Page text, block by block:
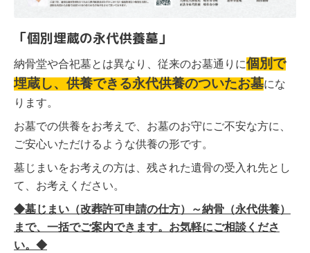
「個別埋蔵の永代供養墓」
納骨堂や合祀墓とは異なり、従来のお墓通りに個別で
埋蔵し、供養できる永代供養のついたお墓にな
ります。
お墓での供養をお考えで、お墓のお守にご不安な方に、
ご安心いただけるような供養の形です。
墓じまいをお考えの方は、残された遺骨の受入れ先とし
て、お考えください。
◆墓じまい（改葬許可申請の仕方）～納骨（永代供養）
まで、一括でご案内できます。お気軽にご相談くださ
い。◆